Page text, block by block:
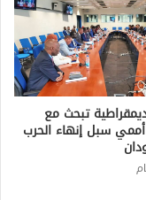
تبحث مع
سبل إنهاء الحرب